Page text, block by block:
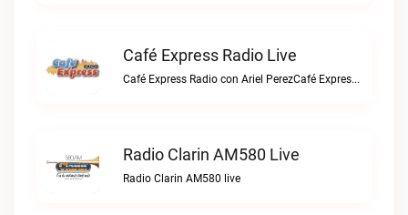
Café Express Radio Live
Café Express Radio con Ariel PerezCafé Express Radio live
Radio Clarin AM580 Live
Radio Clarin AM580 live